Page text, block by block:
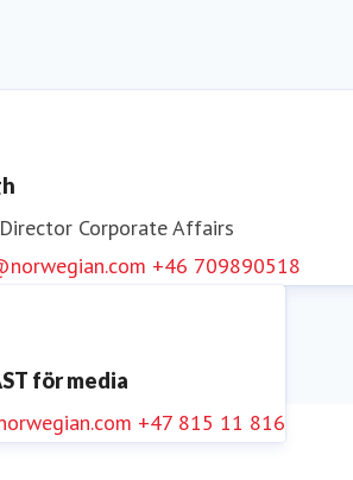
Corporate Affairs
+46 709890518
för media
+47 815 11 816